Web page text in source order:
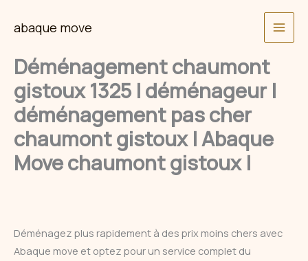
abaque move
Déménagement chaumont
gistoux 1325 | déménageur |
déménagement pas cher
chaumont gistoux | Abaque
Move chaumont gistoux |
Déménagez plus rapidement à des prix moins chers avec
Abaque move et optez pour un service complet du